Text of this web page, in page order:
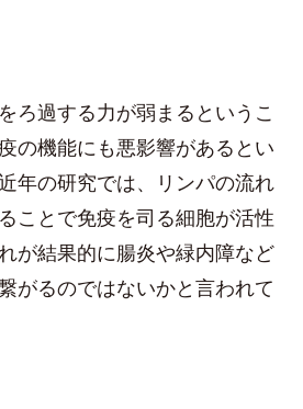
ろ過する力が弱まるというこ
の機能にも悪影響があるとい
年の研究では、リンパの流れ
ことで免疫を司る細胞が活性
が結果的に腸炎や緑内障など
がるのではないかと言われて